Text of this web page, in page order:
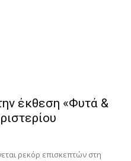
έκθεση «Φυτά &
ρεκόρ επισκεπτών στη